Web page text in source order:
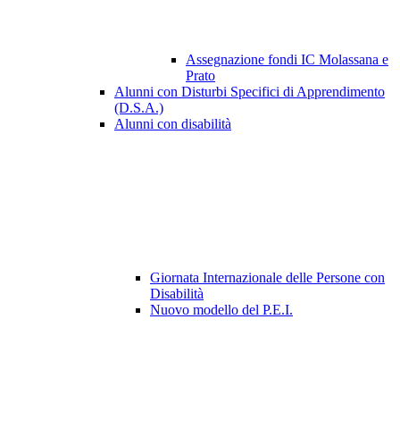
Assegnazione fondi IC Molassana e
Prato
Alunni con Disturbi Specifici di Apprendimento
(D.S.A.)
Alunni con disabilità
Giornata Internazionale delle Persone con
Disabilità
Nuovo modello del P.E.I.